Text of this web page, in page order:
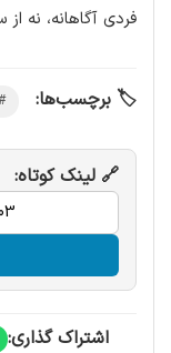
فردی آگاهانه، نه
🏷️ برچسب‌ها:
🔗 لینک کوتاه:
اشتراک گذاری: